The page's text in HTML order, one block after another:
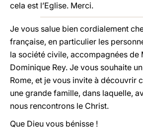
cela est l’Eglise. Merci.
Je vous salue bien cordialement
française, en particulier les
la société civile, accompagnées de
Dominique Rey. Je vous souhaite
Rome, et je vous invite à découvrir
une grande famille, dans laquelle,
nous rencontrons le Christ.
Que Dieu vous bénisse !